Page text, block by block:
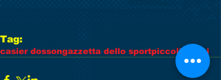
Tag:
casier dossongazzetta dello sportpiccoli amici